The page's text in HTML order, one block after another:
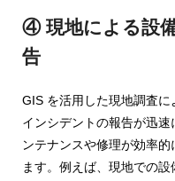
④ 現地による設
告
GIS を活用した現地調査に
インシデントの報告が迅
ンテナンスや修理が効率
ます。例えば、現地での